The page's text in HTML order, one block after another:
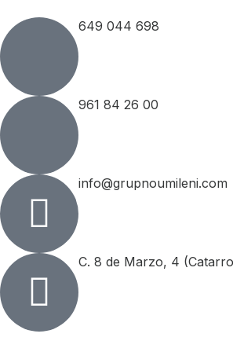
649 044 698
961 84 26 00
info@grupnoumileni.com
C. 8 de Marzo, 4